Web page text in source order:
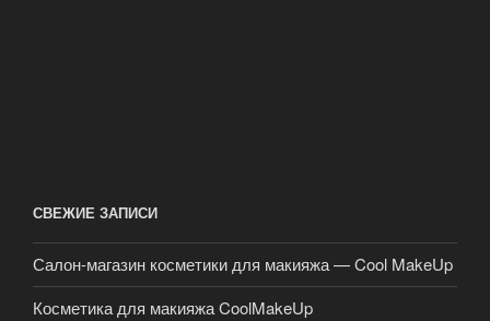
СВЕЖИЕ ЗАПИСИ
Салон-магазин косметики для макияжа — Cool MakeUp
Косметика для макияжа CoolMakeUp